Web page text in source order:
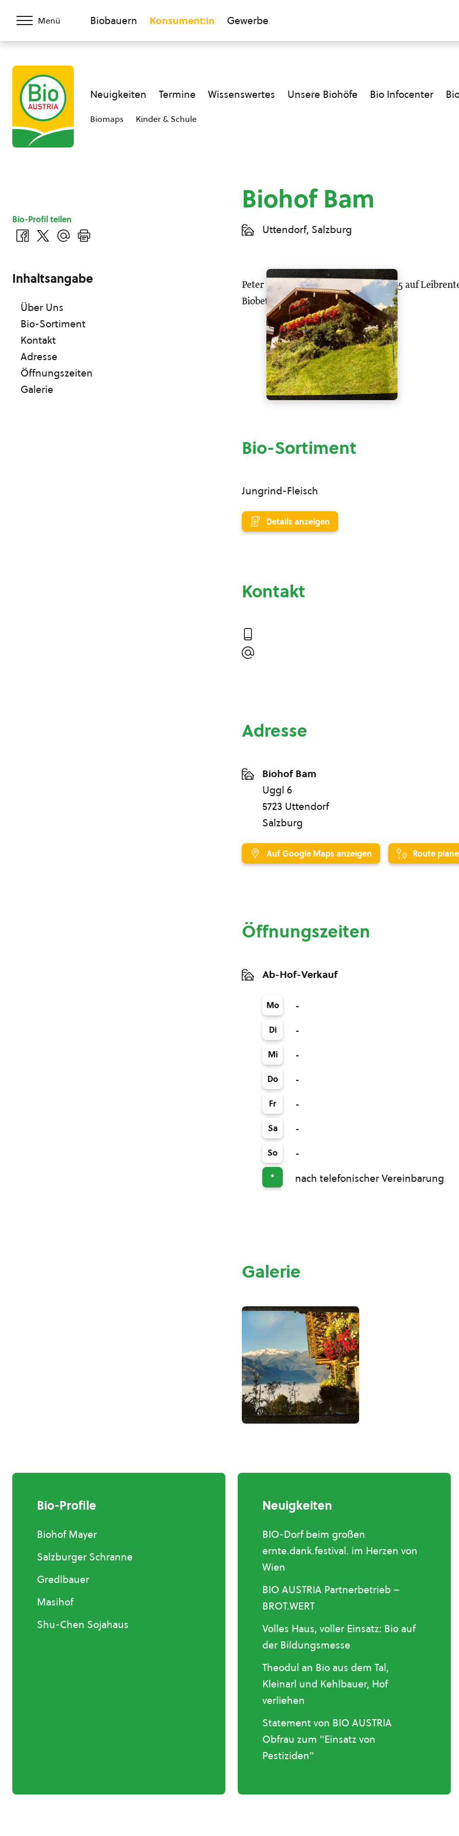
Menü Biobauern Konsument:in Gewerbe
Neuigkeiten Termine Wissenswertes Unsere Biohöfe Bio Infocenter
Biomaps Kinder & Schule
Biohof Bam
Uttendorf, Salzburg
Peter und Christine übernahmen 1995 auf
Biobetrieb.
Bio-Sortiment
Jungrind-Fleisch
Details anzeigen
Kontakt
Adresse
Biohof Bam
Uggl 6
5723 Uttendorf
Salzburg
Auf Google Maps anzeigen Route
Öffnungszeiten
Ab-Hof-Verkauf
Mo -
Di -
Mi -
Do -
Fr -
Sa -
So -
* nach telefonischer Vereinbarung
Galerie
Bio-Profil teilen
Inhaltsangabe
Über Uns
Bio-Sortiment
Kontakt
Adresse
Öffnungszeiten
Galerie
Bio-Profile
Biohof Mayer
Salzburger Schranne
Gredlbauer
Masihof
Shu-Chen Sojahaus
Neuigkeiten
BIO-Dorf beim großen
ernte.dank.festival. im Herzen von
Wien
BIO AUSTRIA Partnerbetrieb –
BROT.WERT
Volles Haus, voller Einsatz: Bio auf
der Bildungsmesse
Theodul an Bio aus dem Tal,
Kleinarl und Kehlbauer, Hof
verliehen
Statement von BIO AUSTRIA
Obfrau zum "Einsatz von
Pestiziden"